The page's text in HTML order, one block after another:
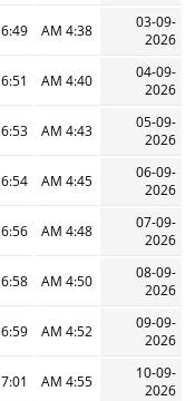
03-09-
2026
4:38 AM
6:49 AM
04-09-
2026
4:40 AM
6:51 AM
05-09-
2026
4:43 AM
6:53 AM
06-09-
2026
4:45 AM
6:54 AM
07-09-
2026
4:48 AM
6:56 AM
08-09-
2026
4:50 AM
6:58 AM
09-09-
2026
4:52 AM
6:59 AM
10-09-
2026
4:55 AM
7:01 AM